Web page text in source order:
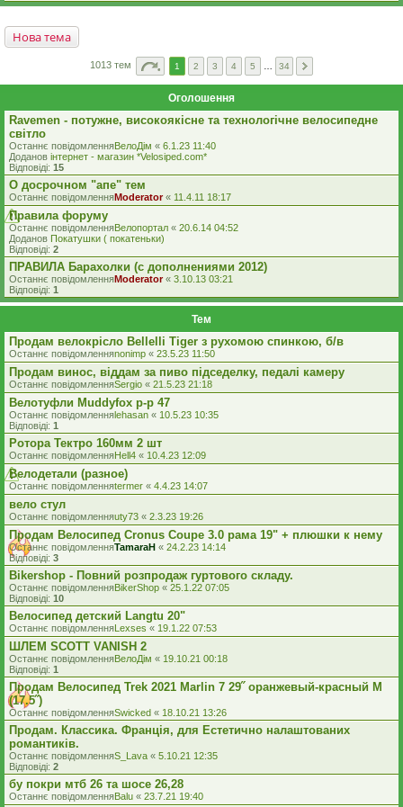
Нова тема
1013 тем 1 2 3 4 5 34
Оголошення
Ravemen - потужне, високоякісне та технологічне велосипедне
світло
Останнє повідомленняВелоДім « 6.1.23 11:40
Доданов iнтернет - магазин *Velosiped.com*
Відповіді: 15
О досрочном "апе" тем
Останнє повідомленняModerator« 11.4.11 18:17
Правила форуму
Останнє повідомленняВелопортал « 20.6.14 04:52
Доданов Покатушки ( покатеньки)
Відповіді: 2
ПРАВИЛА Барахолки (с дополнениями 2012)
Останнє повідомленняModerator« 3.10.13 03:21
Відповіді: 1
Тем
Продам велокрісло Bellelli Tiger з рухомою спинкою, б/в
Останнє повідомленняnonimp « 23.5.23 11:50
Продам винос, віддам за пиво підседелку, педалі камеру
Останнє повідомленняSergio « 21.5.23 21:18
Велотуфли Muddyfox р-р 47
Останнє повідомленняlehasan « 10.5.23 10:35
Відповіді: 1
Ротора Тектро 160мм 2 шт
Останнє повідомленняHell4 « 10.4.23 12:09
Велодетали (разное)
Останнє повідомленняtermer « 4.4.23 14:07
вело стул
Останнє повідомленняuty73 « 2.3.23 19:26
Продам Велосипед Cronus Coupe 3.0 рама 19" + плюшки к нему
Останнє повідомленняTamaraH « 24.2.23 14:14
Відповіді: 3
Bikershop - Повний розпродаж гуртового складу.
Останнє повідомленняBikerShop « 25.1.22 07:05
Відповіді: 10
Велосипед детский Langtu 20"
Останнє повідомленняLexses « 19.1.22 07:53
ШЛЕМ SCOTT VANISH 2
Останнє повідомленняВелоДім « 19.10.21 00:18
Відповіді: 1
Продам Велосипед Trek 2021 Marlin 7 29˝ оранжевый-красный M
(17.5˝)
Останнє повідомленняSwicked « 18.10.21 13:26
Продам. Классика. Франція, для Естетично налаштованих
романтиків.
Останнє повідомленняS_Lava « 5.10.21 12:35
Відповіді: 2
бу покри мтб 26 та шосе 26,28
Останнє повідомленняBalu « 23.7.21 19:40